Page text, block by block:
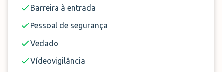
Barreira à entrada
Pessoal de segurança
Vedado
Vídeovigilância